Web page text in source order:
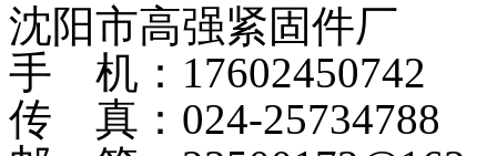
沈阳市高强紧固件厂
手 机：17602450742
传 真：024-25734788